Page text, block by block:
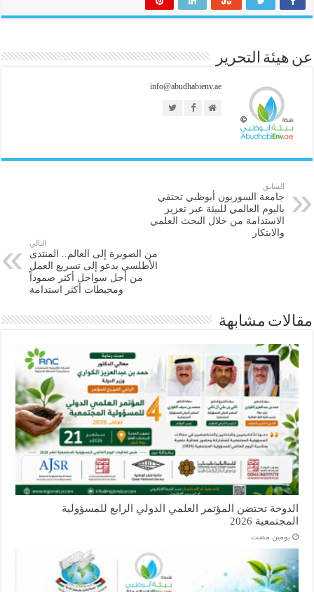
عن هيئة التحرير
info@abudhabienv.ae
السابق
جامعة السوربون أبوظبي تحتفي
باليوم العالمي للبيئة عبر تعزيز
الاستدامة من خلال البحث العلمي
والابتكار
التالي
من الصويرة إلى العالم.. المنتدى
الأطلسي يدعو إلى تسريع العمل
من أجل سواحل أكثر صموداً
ومحيطات أكثر استدامة
مقالات مشابهة
الدوحة تحتضن المؤتمر العلمي الدولي الرابع للمسؤولية
المجتمعية 2026
‏يومين مضت